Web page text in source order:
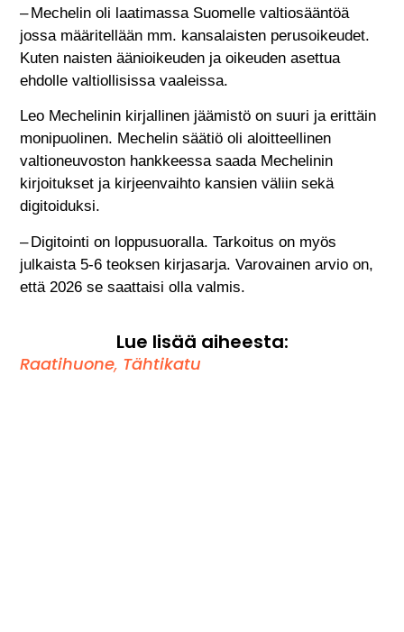
– Mechelin oli laatimassa Suomelle valtiosääntöä
jossa määritellään mm. kansalaisten perusoikeudet.
Kuten naisten äänioikeuden ja oikeuden asettua
ehdolle valtiollisissa vaaleissa.
Leo Mechelinin kirjallinen jäämistö on suuri ja erittäin
monipuolinen. Mechelin säätiö oli aloitteellinen
valtioneuvoston hankkeessa saada Mechelinin
kirjoitukset ja kirjeenvaihto kansien väliin sekä
digitoiduksi.
– Digitointi on loppusuoralla. Tarkoitus on myös
julkaista 5-6 teoksen kirjasarja. Varovainen arvio on,
että 2026 se saattaisi olla valmis.
Lue lisää aiheesta:
Raatihuone, Tähtikatu